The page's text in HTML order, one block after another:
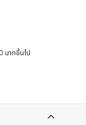
บาทขึ้นไป